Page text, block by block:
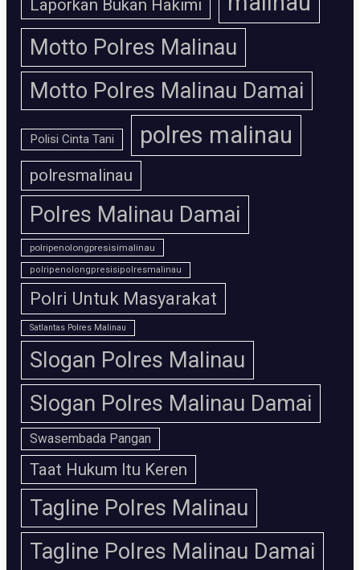
Laporkan Bukan Hakimi
Motto Polres Malinau
Motto Polres Malinau Damai
Polisi Cinta Tani polres malinau
polresmalinau
Polres Malinau Damai
polripenolongpresisimalinau
polripenolongpresisipolresmalinau
Polri Untuk Masyarakat
Satlantas Polres Malinau
Slogan Polres Malinau
Slogan Polres Malinau Damai
Swasembada Pangan
Taat Hukum Itu Keren
Tagline Polres Malinau
Tagline Polres Malinau Damai